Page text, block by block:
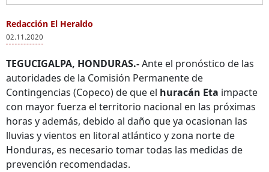
Redacción El Heraldo
02.11.2020
TEGUCIGALPA, HONDURAS.-Ante el pronóstico de las
autoridades de la Comisión Permanente de
Contingencias (Copeco) de que el huracán Eta impacte
con mayor fuerza el territorio nacional en las próximas
horas y además, debido al daño que ya ocasionan las
lluvias y vientos en litoral atlántico y zona norte de
Honduras, es necesario tomar todas las medidas de
prevención recomendadas.